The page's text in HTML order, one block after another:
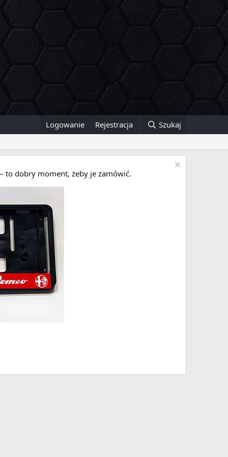
Logowanie Rejestracja Szukaj
to dobry moment, żeby je zamówić.